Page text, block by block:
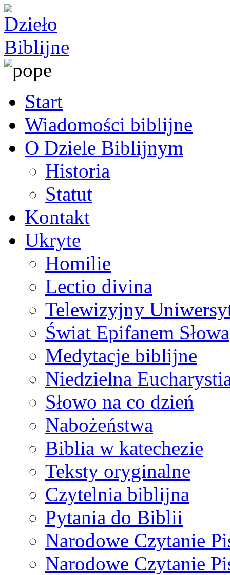
Start
Wiadomości biblijne
O Dziele Biblijnym
Historia
Statut
Kontakt
Ukryte
Homilie
Lectio divina
Telewizyjny
Świat Epifanem Słowa
Medytacje biblijne
Niedzielna
Słowo na co dzień
Nabożeństwa
Biblia w katechezie
Teksty oryginalne
Czytelnia biblijna
Pytania do Biblii
Narodowe Czytanie
Narodowe Czytanie